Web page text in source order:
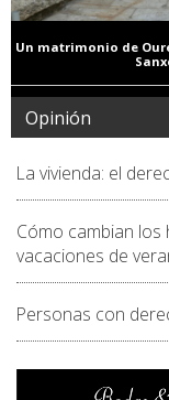
Un matrimonio de
Opinión
La vivienda: el
Cómo cambian
vacaciones de
Personas con